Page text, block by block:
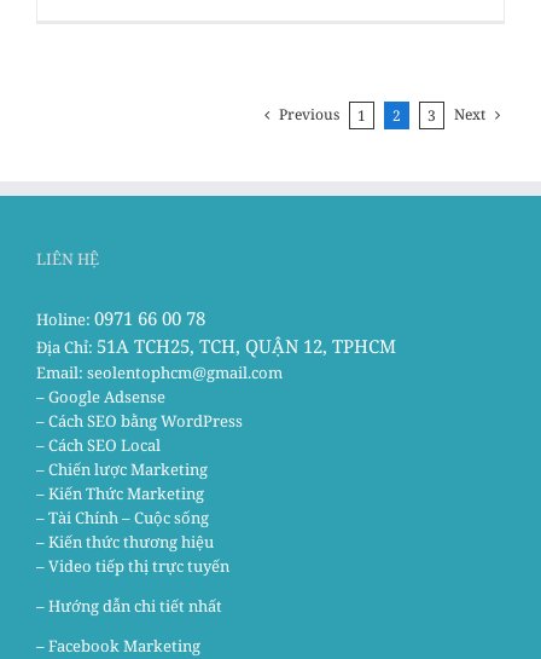
Previous 1 2 3 Next
LIÊN HỆ
Holine: 0971 66 00 78
Địa Chỉ: 51A TCH25, TCH, QUẬN 12, TPHCM
Email: seolentophcm@gmail.com
– Google Adsense
– Cách SEO bằng WordPress
– Cách SEO Local
– Chiến lược Marketing
– Kiến Thức Marketing
– Tài Chính – Cuộc sống
– Kiến thức thương hiệu
– Video tiếp thị trực tuyến
– Hướng dẫn chi tiết nhất
–Facebook Marketing